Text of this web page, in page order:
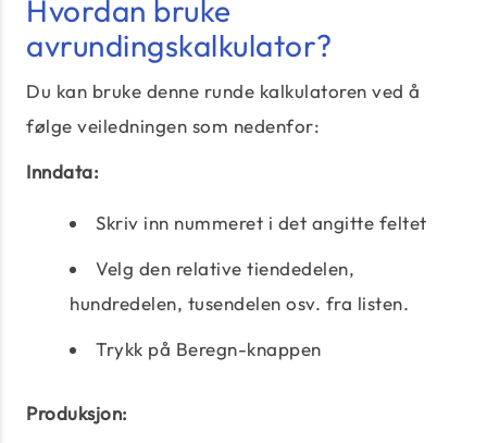
Hvordan bruke
avrundingskalkulator?
Du kan bruke denne runde kalkulatoren ved å
følge veiledningen som nedenfor:
Inndata:
Skriv inn nummeret i det angitte feltet
Velg den relative tiendedelen,
hundredelen, tusendelen osv. fra listen.
Trykk på Beregn-knappen
Produksjon: